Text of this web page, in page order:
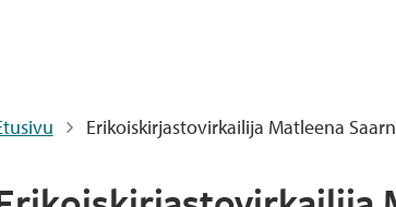
Erikoiskirjastovirkailija Matleena